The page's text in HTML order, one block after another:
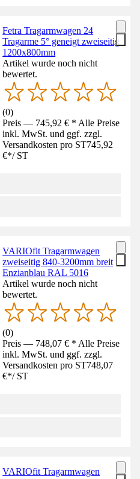
Fetra Tragarmwagen 24
Tragarme 5° geneigt zweiseitig
1200x800mm
Artikel wurde noch nicht
bewertet.
(0)
Preis — 745,92 € * Alle Preise
inkl. MwSt. und ggf. zzgl.
Versandkosten pro ST745,92
€*/ ST
VARIOfit Tragarmwagen
zweiseitig 840-3200mm breit
Enzianblau RAL 5016
Artikel wurde noch nicht
bewertet.
(0)
Preis — 748,07 € * Alle Preise
inkl. MwSt. und ggf. zzgl.
Versandkosten pro ST748,07
€*/ ST
VARIOfit Tragarmwagen